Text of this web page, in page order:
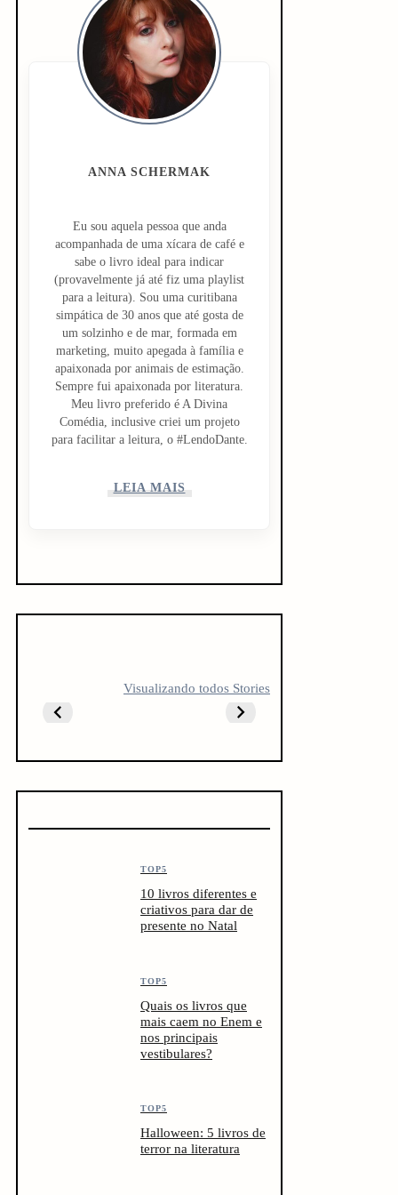
ANNA SCHERMAK
Eu sou aquela pessoa que anda
acompanhada de uma xícara de café e
sabe o livro ideal para indicar
(provavelmente já até fiz uma playlist
para a leitura). Sou uma curitibana
simpática de 30 anos que até gosta de
um solzinho e de mar, formada em
marketing, muito apegada à família e
apaixonada por animais de estimação.
Sempre fui apaixonada por literatura.
Meu livro preferido é A Divina
Comédia, inclusive criei um projeto
para facilitar a leitura, o #LendoDante.
LEIA MAIS
Visualizando todos Stories
OBCECADO
TODO
CREATOR
TOP5
10 livros diferentes e
criativos para dar de
presente no Natal
TOP5
Quais os livros que
mais caem no Enem e
nos principais
vestibulares?
TOP5
Halloween: 5 livros de
terror na literatura